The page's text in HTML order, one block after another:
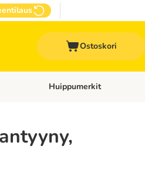
Ostoskori
Avaa kategoriavalikko:
Huippumerkit